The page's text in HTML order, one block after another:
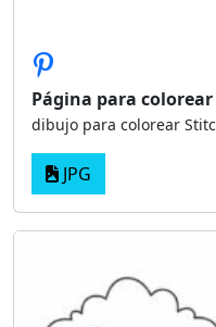
Página para
dibujo para colorear
JPG